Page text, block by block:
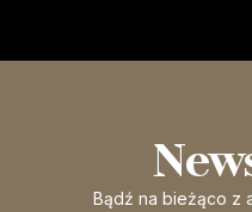
Bądź na bieżąco z